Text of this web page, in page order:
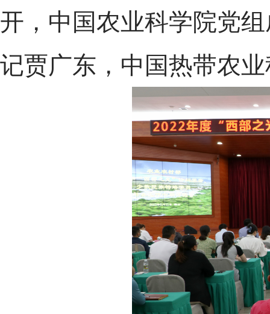
开，中国农业科学院党
记贾广东，中国热带农